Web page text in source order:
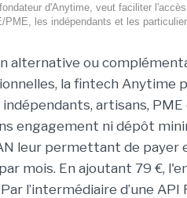
d'Anytime, veut faciliter
PME, les indépendants et les
alternative ou
la fintech Anytime
artisans, PME
engagement ni dépôt
leur permettant de payer
mois. En ajoutant 79 €,
l’intermédiaire d’une